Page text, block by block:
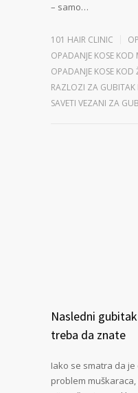
– samo…
101 HAIR CLINIC
OPADANJE KOSE KOD
OPADANJE KOSE KOD
RAZLOZI ZA GUBITAK
SAVETI VEZANI ZA
Nasledni
treba da znate
Iako se smatra da
problem